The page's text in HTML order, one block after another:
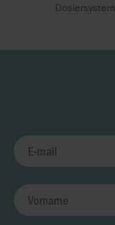
Dosiersystem